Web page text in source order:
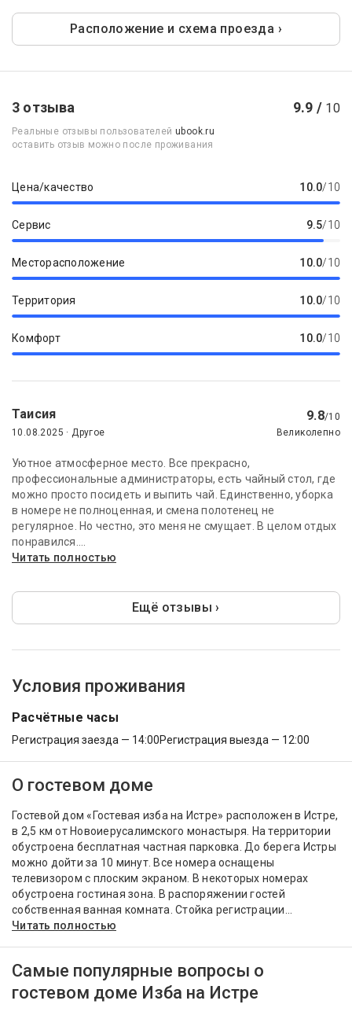
Расположение и схема проезда ›
3 отзыва 9.9 / 10
Реальные отзывы пользователейubook.ru
оставить отзыв можно после проживания
Цена/качество 10.0/10
Сервис 9.5/10
Месторасположение 10.0/10
Территория 10.0/10
Комфорт 10.0/10
Таисия 9.8/10
10.08.2025 · Другое
Великолепно
Уютное атмосферное место. Все прекрасно,
профессиональные администраторы, есть чайный стол, где
можно просто посидеть и выпить чай. Единственно, уборка
в номере не полноценная, и смена полотенец не
регулярное. Но честно, это меня не смущает. В целом отдых
понравился....
Читать полностью
Ещё отзывы ›
Условия проживания
Расчётные часы
Регистрация заезда — 14:00Регистрация выезда — 12:00
О гостевом доме
Гостевой дом «Гостевая изба на Истре» расположен в Истре,
в 2,5 км от Новоиерусалимского монастыря. На территории
обустроена бесплатная частная парковка. До берега Истры
можно дойти за 10 минут. Все номера оснащены
телевизором с плоским экраном. В некоторых номерах
обустроена гостиная зона. В распоряжении гостей
собственная ванная комната. Стойка регистрации...
Читать полностью
Самые популярные вопросы о
гостевом доме Изба на Истре